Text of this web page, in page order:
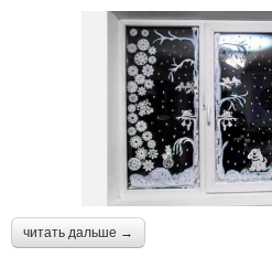
читать дальше →